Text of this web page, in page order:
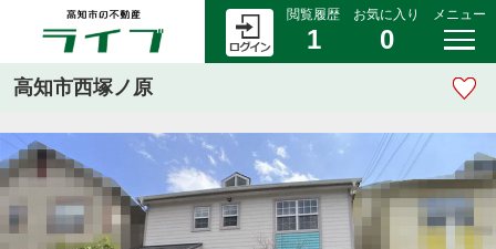
閲覧履歴
1
お気に入り
0
メニュー
高知市西塚ノ原